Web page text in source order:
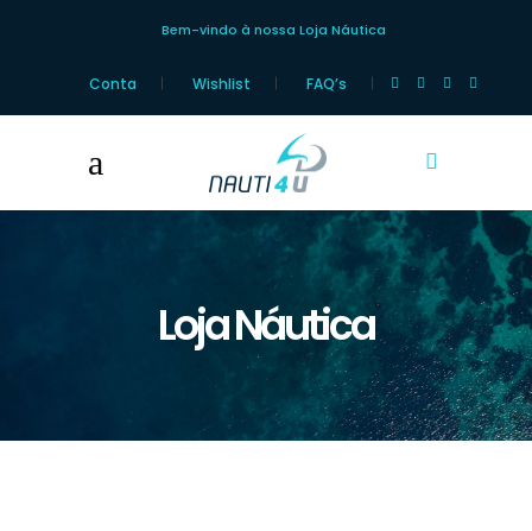
Bem-vindo à nossa Loja Náutica
Conta Wishlist FAQ’s
Loja Náutica